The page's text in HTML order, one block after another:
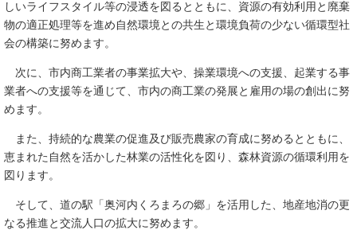
しいライフスタイル等の浸透を図るとともに、資源の有効利用と廃棄
物の適正処理等を進め自然環境との共生と環境負荷の少ない循環型社
会の構築に努めます。
次に、市内商工業者の事業拡大や、操業環境への支援、起業する事
業者への支援等を通じて、市内の商工業の発展と雇用の場の創出に努
めます。
また、持続的な農業の促進及び販売農家の育成に努めるとともに、
恵まれた自然を活かした林業の活性化を図り、森林資源の循環利用を
図ります。
そして、道の駅「奥河内くろまろの郷」を活用した、地産地消の更
なる推進と交流人口の拡大に努めます。